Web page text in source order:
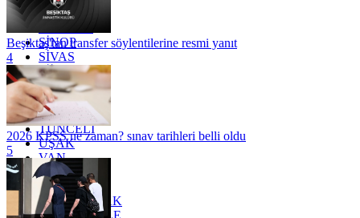
SAKARYA
SİNOP
SİVAS
SİİRT
TEKİRDAĞ
TOKAT
TRABZON
TUNCELİ
UŞAK
VAN
YALOVA
YOZGAT
ZONGULDAK
ÇANAKKALE
Beşiktaş'tan transfer söylentilerine resmi yanıt
4
2026 KPSS ne zaman? sınav tarihleri belli oldu
5